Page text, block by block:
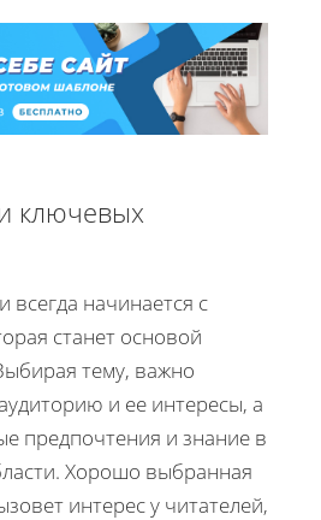
ключевых
всегда начинается с
станет основой
тему, важно
и ее интересы, а
предпочтения и знание в
Хорошо выбранная
интерес у читателей,